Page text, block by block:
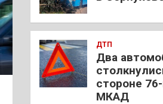
ДТП
Два
стороне
МКАД